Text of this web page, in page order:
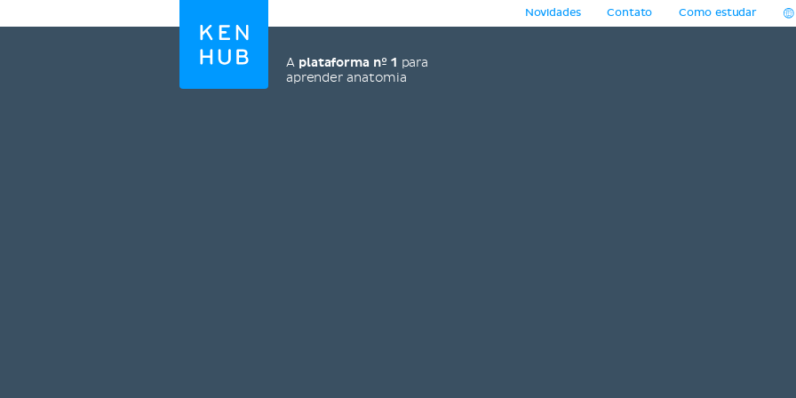
A plataforma nº 1 para
aprender anatomia
Novidades Contato Como estudar